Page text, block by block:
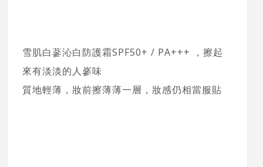
雪肌白蔘沁白防護霜SPF50+ / PA+++ ，擦起
來有淡淡的人嵾味
質地輕薄，妝前擦薄薄一層，妝感仍相當服貼